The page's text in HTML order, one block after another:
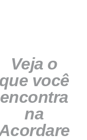
Veja o
que você
encontra
na